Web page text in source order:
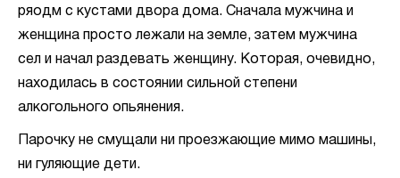
ряодм с кустами двора дома. Сначала мужчина и
женщина просто лежали на земле, затем мужчина
сел и начал раздевать женщину. Которая, очевидно,
находилась в состоянии сильной степени
алкогольного опьянения.
Парочку не смущали ни проезжающие мимо машины,
ни гуляющие дети.